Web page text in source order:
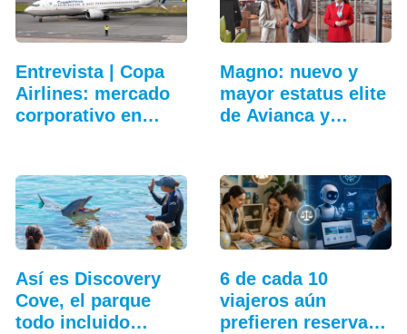
Entrevista | Copa
Airlines: mercado
corporativo en…
Magno: nuevo y
mayor estatus elite
de Avianca y
Así es Discovery
Cove, el parque
todo incluido
6 de cada 10
viajeros aún
prefieren reservar